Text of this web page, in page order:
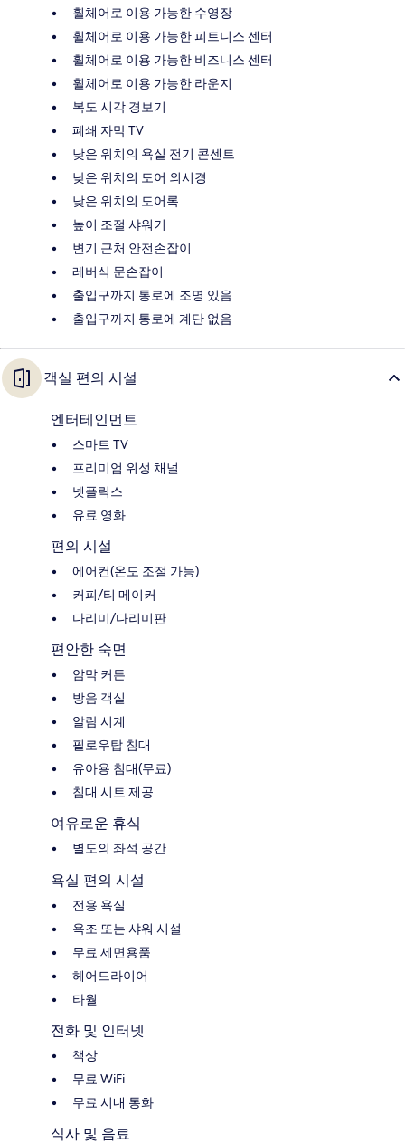
휠체어로 이용 가능한 수영장
휠체어로 이용 가능한 피트니스 센터
휠체어로 이용 가능한 비즈니스 센터
휠체어로 이용 가능한 라운지
복도 시각 경보기
폐쇄 자막 TV
낮은 위치의 욕실 전기 콘센트
낮은 위치의 도어 외시경
낮은 위치의 도어록
높이 조절 샤워기
변기 근처 안전손잡이
레버식 문손잡이
출입구까지 통로에 조명 있음
출입구까지 통로에 계단 없음
객실 편의 시설
엔터테인먼트
스마트 TV
프리미엄 위성 채널
넷플릭스
유료 영화
편의 시설
에어컨(온도 조절 가능)
커피/티 메이커
다리미/다리미판
편안한 숙면
암막 커튼
방음 객실
알람 시계
필로우탑 침대
유아용 침대(무료)
침대 시트 제공
여유로운 휴식
별도의 좌석 공간
욕실 편의 시설
전용 욕실
욕조 또는 샤워 시설
무료 세면용품
헤어드라이어
타월
전화 및 인터넷
책상
무료 WiFi
무료 시내 통화
식사 및 음료